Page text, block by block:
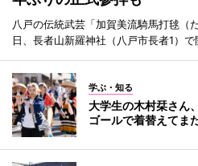
八戸の伝統武芸「加賀美流騎馬打毬（
日、長者山新羅神社（八戸市長者1）で
学ぶ・知る
大学生の木村栞さん
ゴールで着替えてま